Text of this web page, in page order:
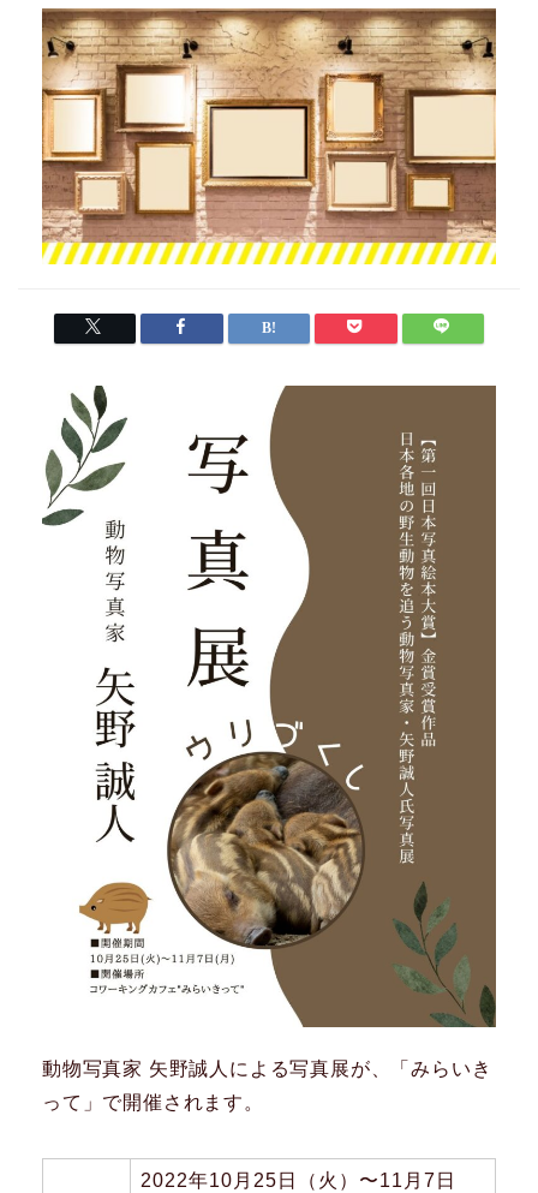
動物写真家 矢野誠人による写真展が、「みらいき
って」で開催されます。
2022年10月25日（火）〜11月7日